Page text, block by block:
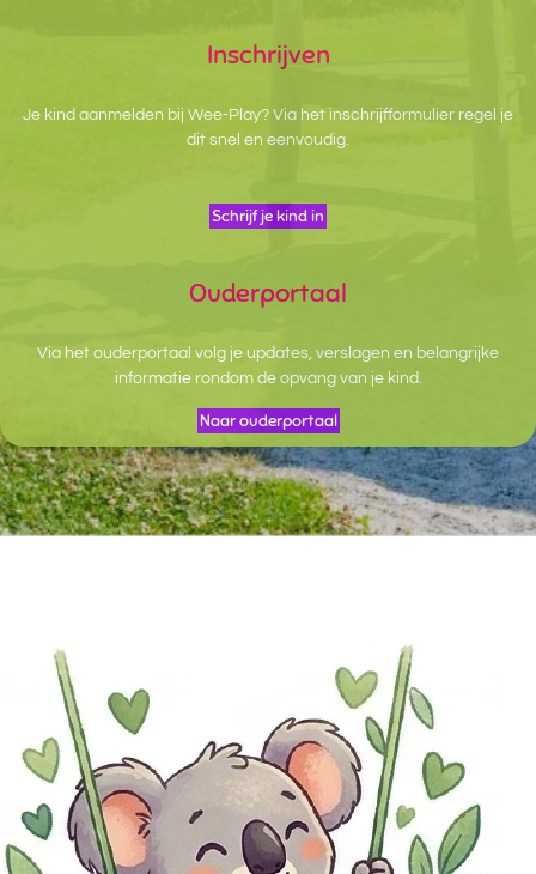
Inschrijven
Je kind aanmelden bij Wee-Play? Via het inschrijfformulier regel je
dit snel en eenvoudig.
Schrijf je kind in
Ouderportaal
Via het ouderportaal volg je updates, verslagen en belangrijke
informatie rondom de opvang van je kind.
Naar ouderportaal